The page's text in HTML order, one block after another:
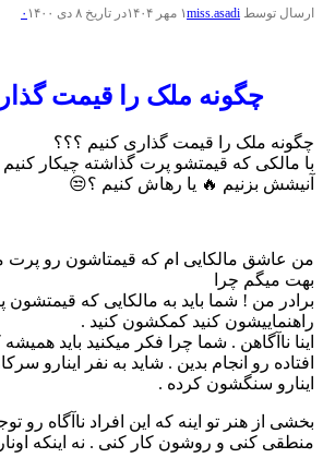
ارسال توسط miss.asadi۱ مهر ۱۴۰۴ در تاریخ ۸ دی ۱۴۰۰ ۰
چگونه ملک را قیمت
چگونه ملک را قیمت گذاری کنیم ؟؟؟
با مالکی که قیمتشو پرت گذاشته چیکار
آنیشش بزنیم 🔥 یا رهاش کنیم ؟😒
من عاشق مالکایی ام که قیمتاشون رو پرت
بهت میگم چرا
برادر من ! شما باید به مالکایی که قیمتشون
راهنماییشون کنید کمکشون کنید .
اینا ناآگاهن . شما چرا فکر میکنید باید
افتاده رو انجام بدین . شاید به نفر اینارو
اینارو سنگشون کرده .
بخشی از هنر تو اینه که این افراد ناآگاه رو
منطقی کنی و روشون کار کنی . نه اینکه